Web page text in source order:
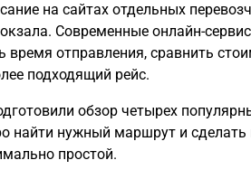
на сайтах отдельных
Современные онлайн-
время отправления, сравнить
подходящий рейс.
обзор четырех
найти нужный маршрут и сделать
простой.